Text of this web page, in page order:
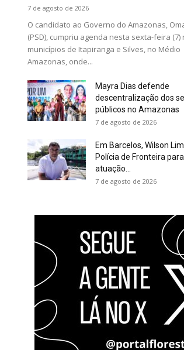
7 de agosto de 2026
O candidato ao Governo do Amazonas,
(PSD), cumpriu agenda nesta sexta-feira (7)
municípios de Itapiranga e Silves, no Médio
Amazonas, onde...
Mayra Dias defende
descentralização dos
públicos no Amazonas
7 de agosto de 2026
Em Barcelos, Wilson
Polícia de Fronteira
atuação...
7 de agosto de 2026